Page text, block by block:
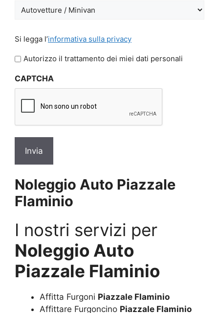
slash
legga
l'informativa
privacy
Si legga l’informativa sulla privacy
Autorizzo il trattamento dei miei dati personali
CAPTCHA
Noleggio Auto Piazzale
Flaminio
I nostri servizi per
Noleggio Auto
Piazzale Flaminio
Affitta Furgoni Piazzale Flaminio
Affittare Furgoncino Piazzale Flaminio